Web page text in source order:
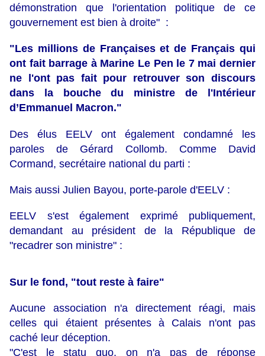
démonstration que l'orientation politique de ce
gouvernement est bien à droite" :
"Les millions de Françaises et de Français qui
ont fait barrage à Marine Le Pen le 7 mai dernier
ne l'ont pas fait pour retrouver son discours
dans la bouche du ministre de l'Intérieur
d’Emmanuel Macron."
Des élus EELV ont également condamné les
paroles de Gérard Collomb. Comme David
Cormand, secrétaire national du parti :
Mais aussi Julien Bayou, porte-parole d'EELV :
EELV s'est également exprimé publiquement,
demandant au président de la République de
"recadrer son ministre" :
Sur le fond, "tout reste à faire"
Aucune association n'a directement réagi, mais
celles qui étaient présentes à Calais n'ont pas
caché leur déception.
"C'est le statu quo, on n'a pas de réponse